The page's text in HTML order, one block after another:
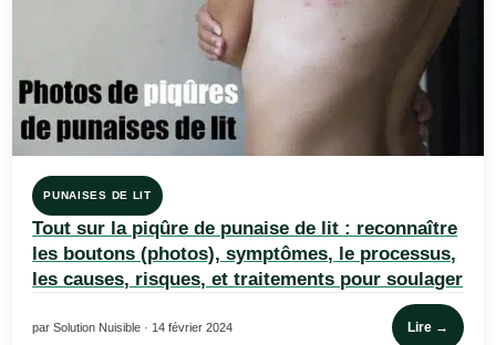
PUNAISES DE LIT
Tout sur la piqûre de punaise de lit : reconnaître
les boutons (photos), symptômes, le processus,
les causes, risques, et traitements pour soulager
par Solution Nuisible · 14 février 2024 Lire →